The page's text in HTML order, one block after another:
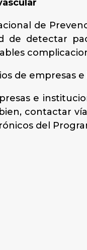
de
de detectar
de empresas
e
contactar vía
del